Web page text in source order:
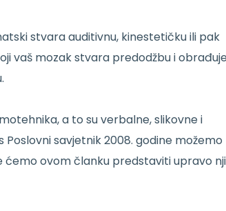
stvara auditivnu, kinestetičku ili pak
vaš mozak stvara predodžbu i
a to su verbalne, slikovne i
savjetnik 2008. godine možemo
ovom članku predstaviti upravo